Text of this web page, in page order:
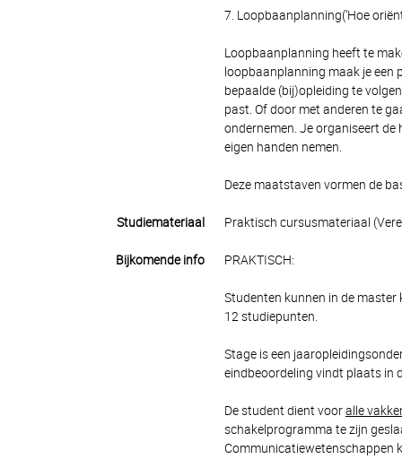
7. Loopbaanplanning(‘Hoe
Loopbaanplanning heeft te
loopbaanplanning maak je een
bepaalde (bij)opleiding te
past. Of door met anderen te
ondernemen. Je organiseert
eigen handen nemen.
Deze maatstaven vormen de
Studiemateriaal Praktisch cursusmateriaal
Bijkomende info PRAKTISCH:
Studenten kunnen in de
12 studiepunten.
Stage is een
eindbeoordeling vindt plaats in
De student dient vooralle
schakelprogramma te zijn
Communicatiewetenschappen